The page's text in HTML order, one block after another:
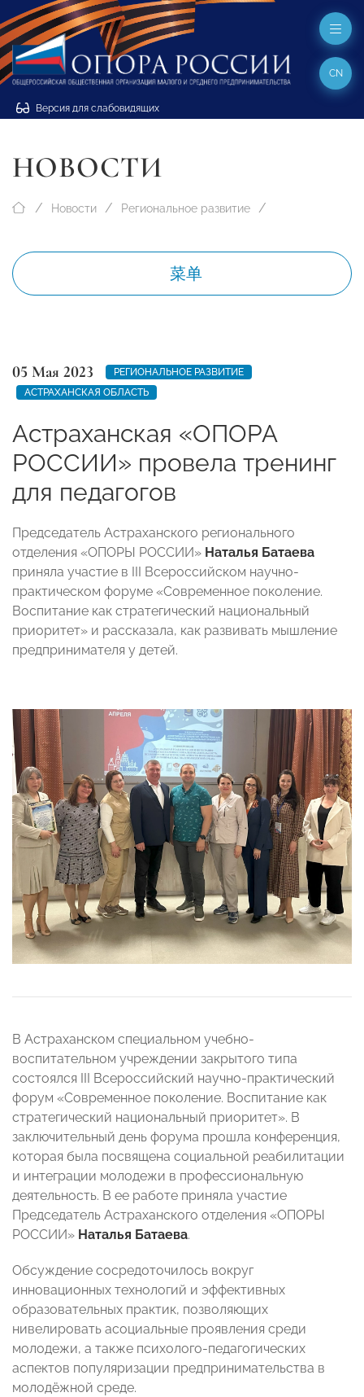
Версия для слабовидящих
CN
НОВОСТИ
Новости Региональное развитие
菜单
05 Мая 2023
РЕГИОНАЛЬНОЕ РАЗВИТИЕ
АСТРАХАНСКАЯ ОБЛАСТЬ
Астраханская «ОПОРА
РОССИИ» провела тренинг
для педагогов
Председатель Астраханского регионального
отделения «ОПОРЫ РОССИИ» Наталья Батаева
приняла участие в III Всероссийском научно-
практическом форуме «Современное поколение.
Воспитание как стратегический национальный
приоритет» и рассказала, как развивать мышление
предпринимателя у детей.
В Астраханском специальном учебно-
воспитательном учреждении закрытого типа
состоялся III Всероссийский научно-практический
форум «Современное поколение. Воспитание как
стратегический национальный приоритет». В
заключительный день форума прошла конференция,
которая была посвящена социальной реабилитации
и интеграции молодежи в профессиональную
деятельность. В ее работе приняла участие
Председатель Астраханского отделения «ОПОРЫ
РОССИИ» Наталья Батаева.
Обсуждение сосредоточилось вокруг
инновационных технологий и эффективных
образовательных практик, позволяющих
нивелировать асоциальные проявления среди
молодежи, а также психолого-педагогических
аспектов популяризации предпринимательства в
молодёжной среде.